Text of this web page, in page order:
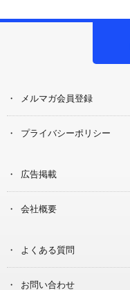
メルマガ会員登録
プライバシーポリシー
広告掲載
会社概要
よくある質問
お問い合わせ